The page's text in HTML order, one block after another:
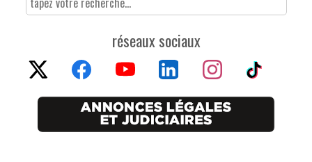
réseaux sociaux